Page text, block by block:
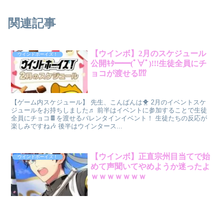
関連記事
ウインドボーイズ！
【ウインボ】2月のスケジュール
公開ｷﾀ━━(ﾟ∀ﾟ)!!!生徒全員にチ
ョコが渡せる⁉⁉
【ゲーム内スケジュール】 先生、こんばんは🐥 2月のイベントスケ
ジュールをお持ちしました♬ 前半はイベントに参加することで生徒
全員にチョコ🍫を渡せるバレンタインイベント！ 生徒たちの反応が
楽しみですね🎶 後半はウインタース...
ウインドボーイズ！
【ウインボ】正直宗州目当てで始
めて声聞いてやめようか迷ったよ
ｗｗｗｗｗｗｗ